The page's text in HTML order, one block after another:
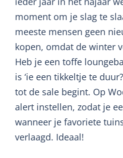
moment om je slag te
meeste mensen geen
kopen, omdat de winter
Heb je een toffe
is ‘ie een tikkeltje te
tot de sale begint. Op
alert instellen, zodat je
wanneer je favoriete
verlaagd. Ideaal!